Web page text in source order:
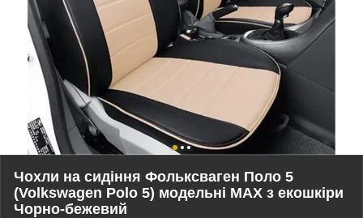
Чохли на сидіння Фольксваген Поло 5
(Volkswagen Polo 5) модельні MAX з екошкіри
Чорно-бежевий